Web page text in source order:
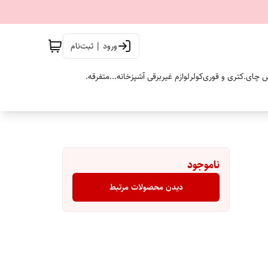
ورود | ثبت‌نام
چای.کتری و قوریکولرلوازم غیربرقی آشپزخانه...متفرقه.
ناموجود
دیدن محصولات مرتبط